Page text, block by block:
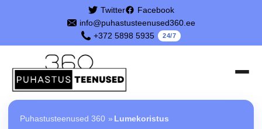
info@puhastusteenused360.ee
+372 5898 5935
24/7
Twitter Facebook
Puhastusteenused 360 » Lumekoristus